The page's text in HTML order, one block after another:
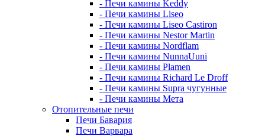
- Печи камины Keddy
- Печи камины Liseo
- Печи камины Liseo Castiron
- Печи камины Nestor Martin
- Печи камины Nordflam
- Печи камины NunnaUuni
- Печи камины Plamen
- Печи камины Richard Le Droff
- Печи камины Supra чугунные
- Печи камины Мета
Отопительные печи
Печи Бавария
Печи Варвара